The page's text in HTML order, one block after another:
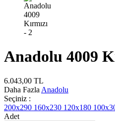
Anadolu 4009
6.043,00 TL
Daha Fazla Anadolu
Seçiniz :
200x290 160x230 120x180
Adet